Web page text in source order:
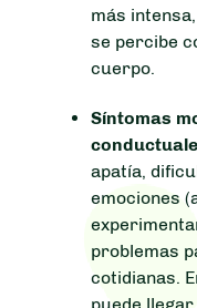
más
se percibe
cuerpo.
Síntomas
apatía,
emociones
problemas
cotidianas.
puede